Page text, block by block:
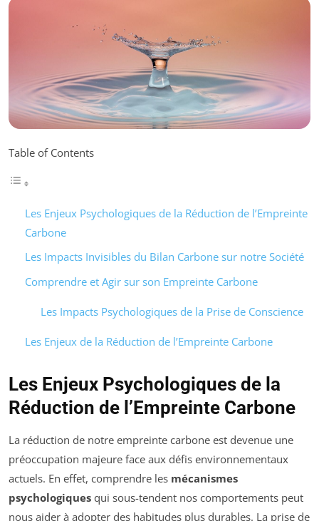
Table of Contents
Les Enjeux Psychologiques de la Réduction de l’Empreinte
Carbone
Les Impacts Invisibles du Bilan Carbone sur notre Société
Comprendre et Agir sur son Empreinte Carbone
Les Impacts Psychologiques de la Prise de Conscience
Les Enjeux de la Réduction de l’Empreinte Carbone
Les Enjeux Psychologiques de la
Réduction de l’Empreinte Carbone
La réduction de notre empreinte carbone est devenue une
préoccupation majeure face aux défis environnementaux
actuels. En effet, comprendre les mécanismes
psychologiques qui sous-tendent nos comportements peut
nous aider à adopter des habitudes plus durables. La prise de